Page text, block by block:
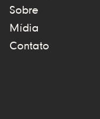
Sobre
Mídia
Contato